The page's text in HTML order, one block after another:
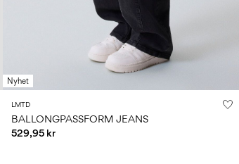
Nyhet
LMTD
BALLONGPASSFORM JEANS
529,95 kr